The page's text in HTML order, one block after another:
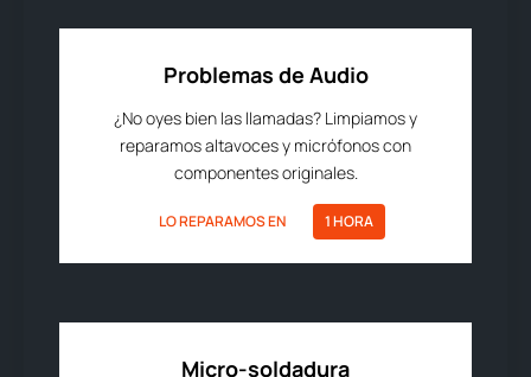
Problemas de Audio
¿No oyes bien las llamadas? Limpiamos y
reparamos altavoces y micrófonos con
componentes originales.
LO REPARAMOS EN 1 HORA
Micro-soldadura